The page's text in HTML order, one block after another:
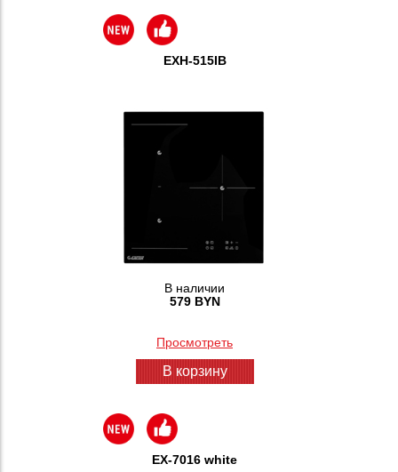
EXH-515IB
В наличии
579 BYN
Просмотреть
В корзину
EX-7016 white